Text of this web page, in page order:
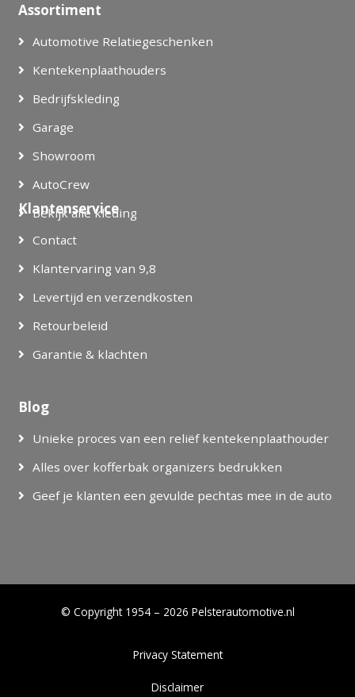
Assortiment
Automotive Relatiegeschenken
Kentekenplaathouders
Bedrijfskleding
Garage
Showroom
AutoCrew
Bekijk alle kleding
Klantenservice
Contact
Klantervaring van 9,8
Levertijd en verzendkosten
Retourbeleid
Garantie & klachten
Blog
Unieke proces van een reliëf kentekenplaathouder
Alles over kofferbak organizers bedrukken
Geef je klanten een gevulde pechtas mee in de auto
© Copyright 1954 – 2026 Pelsterautomotive.nl
Privacy Statement
Disclaimer